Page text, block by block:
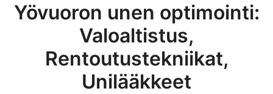
Yövuoron unen optimointi:
Valoaltistus,
Rentoutustekniikat,
Unilääkkeet